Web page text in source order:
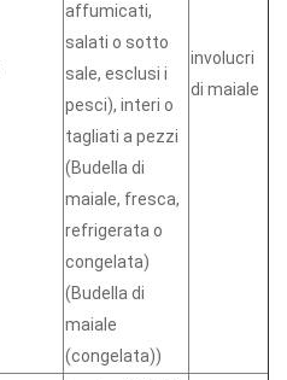
affumicati,
salati o sotto
sale, esclusi i
pesci), interi o
tagliati a pezzi
(Budella di
maiale, fresca,
refrigerata o
congelata)
(Budella di
maiale
(congelata))
involucri
di maiale